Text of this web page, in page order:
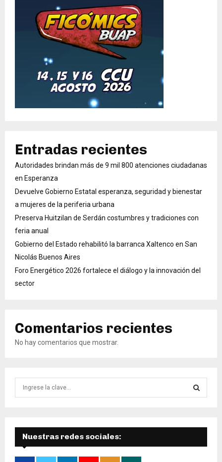
Entradas recientes
Autoridades brindan más de 9 mil 800 atenciones ciudadanas
en Esperanza
Devuelve Gobierno Estatal esperanza, seguridad y bienestar
a mujeres de la periferia urbana
Preserva Huitzilan de Serdán costumbres y tradiciones con
feria anual
Gobierno del Estado rehabilitó la barranca Xaltenco en San
Nicolás Buenos Aires
Foro Energético 2026 fortalece el diálogo y la innovación del
sector
Comentarios recientes
No hay comentarios que mostrar.
d
a
Ú
S
Nuestras redes sociales: